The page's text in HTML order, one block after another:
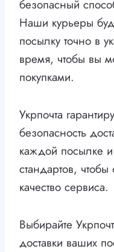
безопасный
Наши курьеры
посылку точно в
время, чтобы вы
покупками.
Укрпочта
безопасность
каждой посылке
стандартов,
качество сервиса.
Выбирайте
доставки ваших